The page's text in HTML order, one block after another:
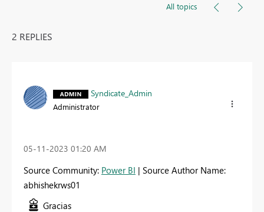
All topics
2 REPLIES
Syndicate_Admin
Administrator
‎05-11-2023 01:20 AM
Source Community: Power BI | Source Author Name:
abhishekrws01
Gracias